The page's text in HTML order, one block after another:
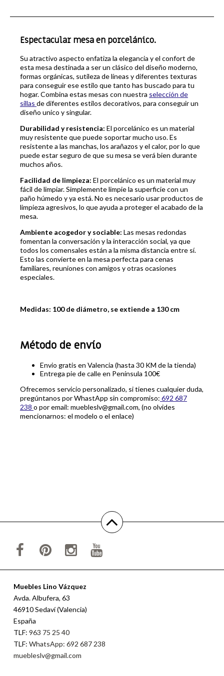
Espectacular mesa en porcelánico.
Su atractivo aspecto enfatiza la elegancia y el confort de
esta mesa destinada a ser un clásico del diseño moderno,
formas orgánicas, sutileza de líneas y diferentes texturas
para conseguir ese estilo que tanto has buscado para tu
hogar. Combina estas mesas con nuestra selección de
sillas de diferentes estilos decorativos, para conseguir un
diseño unico y singular.
Durabilidad y resistencia: El porcelánico es un material
muy resistente que puede soportar mucho uso. Es
resistente a las manchas, los arañazos y el calor, por lo que
puede estar seguro de que su mesa se verá bien durante
muchos años.
Facilidad de limpieza: El porcelánico es un material muy
fácil de limpiar. Simplemente limpie la superficie con un
paño húmedo y ya está. No es necesario usar productos de
limpieza agresivos, lo que ayuda a proteger el acabado de la
mesa.
Ambiente acogedor y sociable: Las mesas redondas
fomentan la conversación y la interacción social, ya que
todos los comensales están a la misma distancia entre sí.
Esto las convierte en la mesa perfecta para cenas
familiares, reuniones con amigos y otras ocasiones
especiales.
Medidas: 100 de diámetro, se extiende a 130 cm
Método de envío
Envio gratis en Valencia (hasta 30 KM de la tienda)
Entrega pie de calle en Península 100€
Ofrecemos servicio personalizado, si tienes cualquier duda,
pregúntanos por WhastApp sin compromiso: 692 687
238 o por email: muebleslv@gmail.com, (no olvides
mencionarnos: el modelo o el enlace)
Muebles Lino Vázquez
Avda. Albufera, 63
46910 Sedaví (Valencia)
España
TLF: 963 75 25 40
TLF: WhatsApp: 692 687 238
muebleslv@gmail.com